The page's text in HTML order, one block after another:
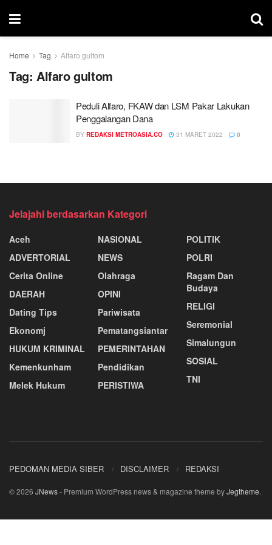
Home Tag Alfaro gultom
Tag: Alfaro gultom
Peduli Alfaro, FKAW dan LSM Pakar Lakukan
Penggalangan Dana
BY REDAKSI METROASIA.CO 31 MARET 2022 0
Jelajahi berdasarkan Kategori
Aceh
ADVERTORIAL
Cerita Online
DAERAH
Dating Tips
Ekonomj
HUKUM KRIMINAL
Kemenkunham
Melek Hukum
NASIONAL
NEWS
Olahraga
OPINI
Pariwisata
Pematangsiantar
PEMERINTAHAN
Pendidikan
PERISTIWA
POLITIK
POLRI
Ragam Dan
Budaya
RELIGI
Seremonial
Simalungun
SOSIAL
TNI
PEDOMAN MEDIA SIBER DISCLAIMER REDAKSI
© 2026 JNews- Premium WordPress news & magazine theme byJegtheme.